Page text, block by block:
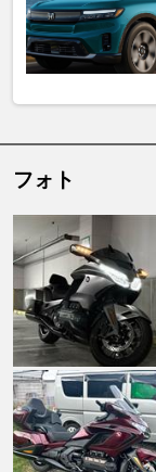
フォト